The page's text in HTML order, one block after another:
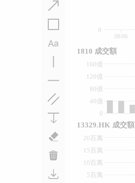
0
0
40億
80億
120億
160億
5百萬
10百萬
15百萬
20百萬
08/06
1810 成交額
13329.HK 成交額